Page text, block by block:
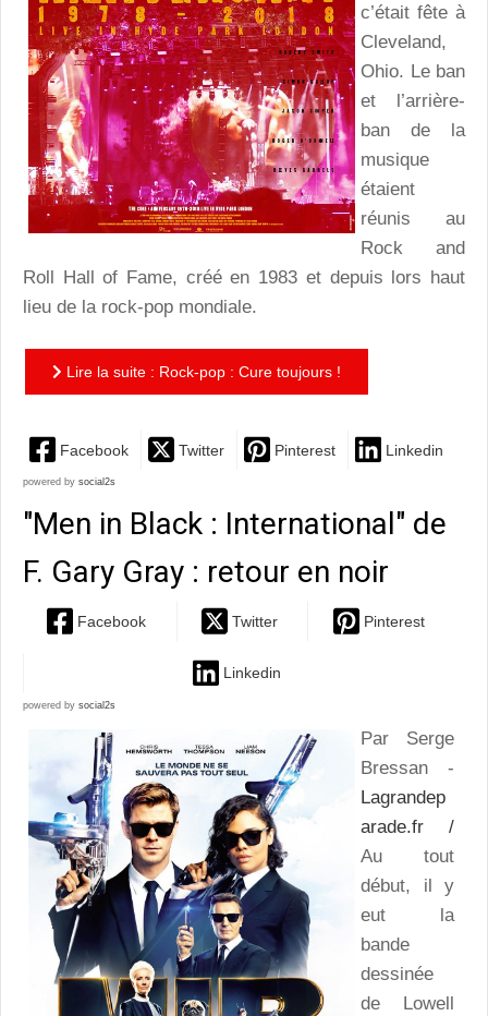
c’était fête à
Cleveland,
Ohio. Le ban
et l’arrière-
ban de la
musique
étaient
réunis au
Rock and
Roll Hall of Fame, créé en 1983 et depuis lors haut
lieu de la rock-pop mondiale.
Lire la suite : Rock-pop : Cure toujours !
Facebook Twitter Pinterest Linkedin
powered by social2s
"Men in Black : International" de
F. Gary Gray : retour en noir
Facebook Twitter Pinterest
Linkedin
powered by social2s
Par Serge
Bressan -
Lagrandep
arade.fr /
Au tout
début, il y
eut la
bande
dessinée
de Lowell